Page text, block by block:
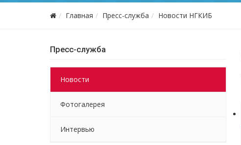
Главная Пресс-служба Новости НГКИБ
Пресс-служба
Новости
Фотогалерея
Интервью